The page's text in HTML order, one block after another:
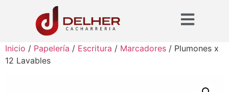
Inicio / Papelería / Escritura / Marcadores / Plumones x
12 Lavables